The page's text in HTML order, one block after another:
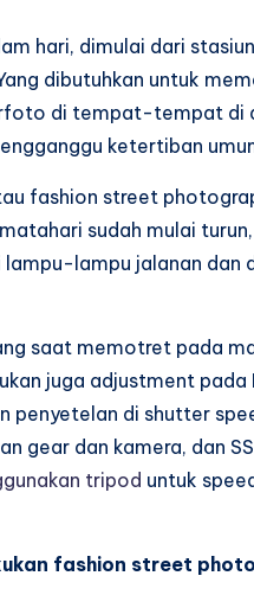
hari, dimulai dari
dibutuhkan untuk
di tempat-tempat di
ketertiban
fashion street
sudah mulai
lampu jalanan dan
saat memotret pada
juga adjustment pada
penyetelan di shutter
gear dan kamera, dan
tripod untuk
fashion street